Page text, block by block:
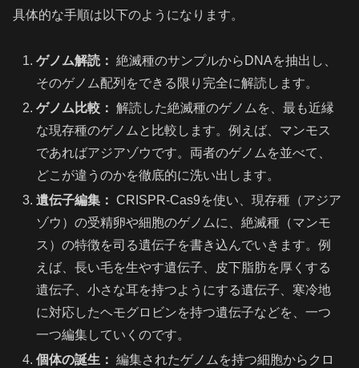
具体的な手順は以下のようになります。
ゲノム解読： 絶滅種のサンプルからDNAを抽出し、
そのゲノム配列をできる限り完全に解読します。
ゲノム比較： 解読した絶滅種のゲノムを、最も近縁
な現存種のゲノムと比較します。例えば、マンモス
であればアジアゾウです。両者のゲノムを並べて、
どこが違うのかを徹底的に洗い出します。
遺伝子編集： CRISPR-Cas9を使い、現存種（アジア
ゾウ）の受精卵や細胞のゲノムに、絶滅種（マンモ
ス）の特徴を司る遺伝子を書き込んでいきます。例
えば、長い毛を生やす遺伝子、皮下脂肪を厚くする
遺伝子、小さな耳を持つようにする遺伝子、寒冷地
に対応したヘモグロビンを持つ遺伝子などを、一つ
一つ編集していくのです。
個体の誕生： 編集されたゲノムを持つ細胞からクロ